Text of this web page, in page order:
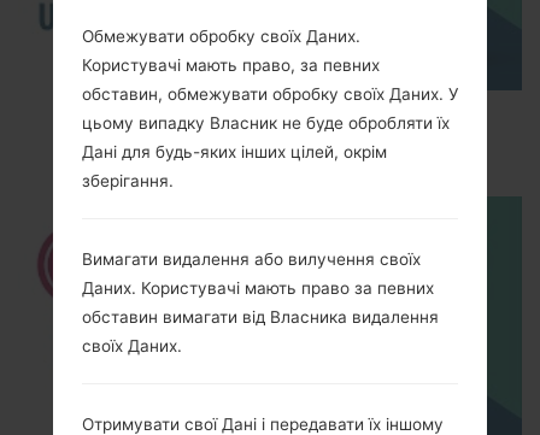
How to Enable Developer Options & USB
Debugging on LG ?
Обмежувати обробку своїх Даних.
Користувачі мають право, за певних
обставин, обмежувати обробку своїх Даних. У
цьому випадку Власник не буде обробляти їх
Дані для будь-яких інших цілей, окрім
зберігання.
Вимагати видалення або вилучення своїх
Даних. Користувачі мають право за певних
обставин вимагати від Власника видалення
своїх Даних.
Отримувати свої Дані і передавати їх іншому